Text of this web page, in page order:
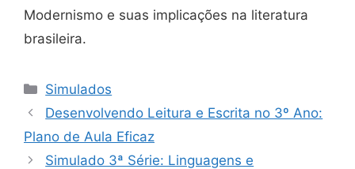
Modernismo e suas implicações na literatura
brasileira.
Categorias
Simulados
Desenvolvendo Leitura e Escrita no 3º Ano:
Plano de Aula Eficaz
Simulado 3ª Série: Linguagens e